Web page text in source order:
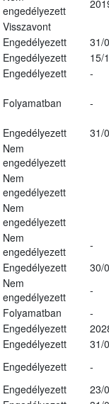
engedélyezett
Visszavont
Engedélyezett
31/
Engedélyezett
15/
Engedélyezett
-
Folyamatban -
Engedélyezett
31/
Nem
engedélyezett
Nem
engedélyezett
Nem
engedélyezett
Nem
engedélyezett
-
Engedélyezett
30/
Nem
engedélyezett
-
Folyamatban
-
Engedélyezett
Engedélyezett
31/
Engedélyezett
-
Engedélyezett
23/